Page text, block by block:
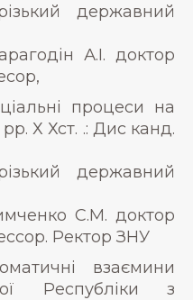
державний
А.І. доктор
процеси на
Х Хст. .: Дис канд.
державний
С.М. доктор
Ректор ЗНУ
взаємини
Республіки з